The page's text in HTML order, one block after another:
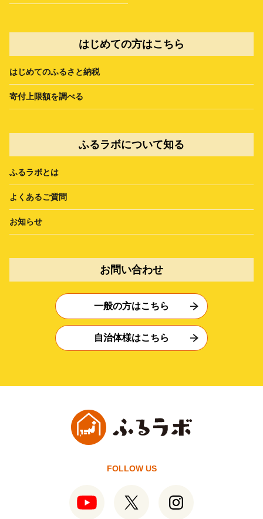
はじめての方はこちら
はじめてのふるさと納税
寄付上限額を調べる
ふるラボについて知る
ふるラボとは
よくあるご質問
お知らせ
お問い合わせ
一般の方はこちら
自治体様はこちら
FOLLOW US